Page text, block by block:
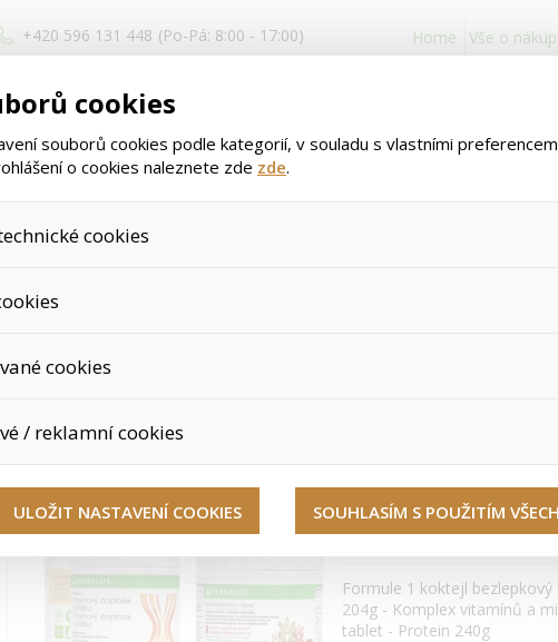
+420 596 131 448 (Po-Pá: 8:00 - 17:00) Home Vše o
Výrobce:Herbalife
s bezlepkovou F1
Formule 1 koktejl
204g - Komplex vitamínů a
tablet - Protein 240g
cookies
souborů cookies podle kategorií, v souladu s vlastními
o cookies naleznete zde zde.
cookies
produktů v nákupním košíku, ovládání filtrů a také nastavení
Váš souhlas a není možné jej ani odebrat.
protože anonymizované cookies nelze přiřadit konkrétnímu uživateli. Proto
zboží apod.
cookies
nabídku přímo přizpůsobit vašim preferencím, což vám pomůže vyhnout
nedůležitým nabídkám.
/ reklamní cookies
ULOŽIT NASTAVENÍ COOKIES SOUHLASÍM S POUŽITÍM